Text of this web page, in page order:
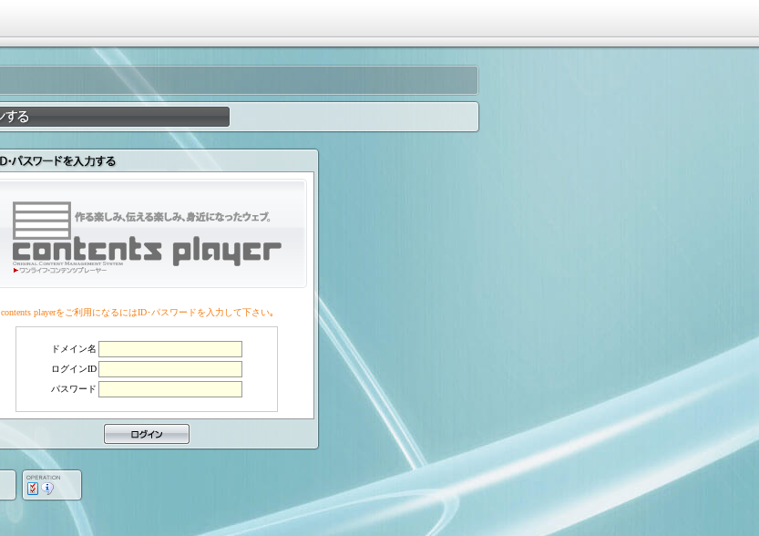
contents playerをご利用になるにはID･パスワードを入力して下さい｡
ドメイン名
ログインID
パスワード